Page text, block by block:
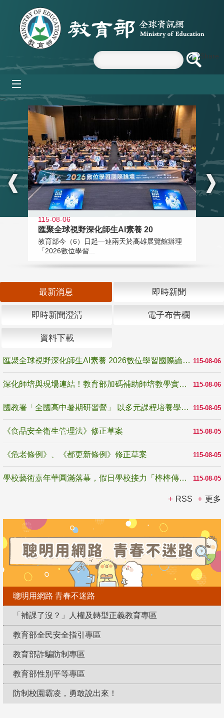
跳到主要內容區塊
:::
115-08-06
匯聚全球視野深化師生AI素養 20
教育部今（6）日起一連兩天於高雄展覽館辦理
「2026數位學習...
最新消息 即時新聞
即時新聞澄清 電子布告欄
資料下載
115-08-06
匯聚全球視野深化師生AI素養 2026數位學習國際論壇高雄登場
115-08-06
深化師培與現場連結！教育部加碼補助師培教學實踐研究 10月師培國際研討會交流教學實踐經驗
115-08-05
國教署「全國高中暑期研習營」 以多元課程培養學生瞭解誠信專業與倫理價值
115-08-05
《食品安全衛生管理法》修正草案
115-08-05
《危老條例》、《都更新條例》修正草案
115-08-05
學校藝術嘉年華圓滿落幕，假日學校接力「棒棒傳美感」
RSS 更多
聰明用網路 青春不迷路
「補課了沒？」人權及轉型正義教育專區
教育部全民安全指引專區
教育部詐騙防制專區
教育部性別平等專區
防制校園霸凌，勇敢說出來！